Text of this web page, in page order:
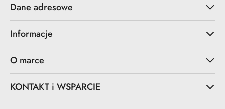
Dane adresowe
Informacje
O marce
KONTAKT i WSPARCIE